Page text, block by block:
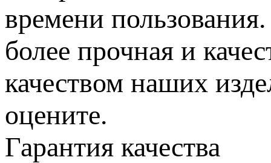
времени
более прочная и
качеством наших
оцените.
Гарантия качества